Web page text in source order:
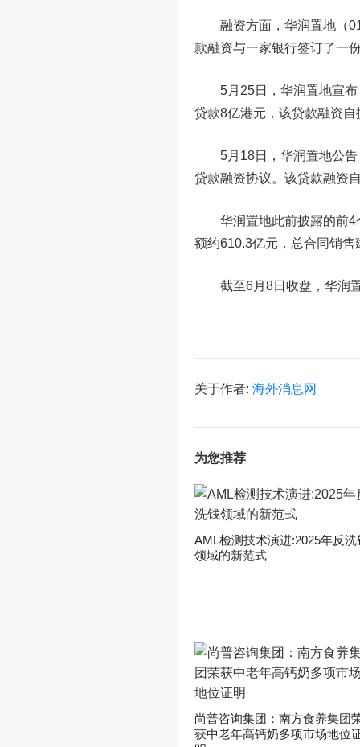
融资方面，华润置地（
款融资与一家银行签订了一
5月25日，华润置地宣布
贷款8亿港元，该贷款融资
5月18日，华润置地公告
贷款融资协议。该贷款融资
华润置地此前披露的前4
额约610.3亿元，总合同销
截至6月8日收盘，华润置
关于作者: 海外消息网
为您推荐
AML检测技术演进:2025年反洗
领域的新范式
尚普咨询集团：南方食养集团
获中老年高钙奶多项市场地位